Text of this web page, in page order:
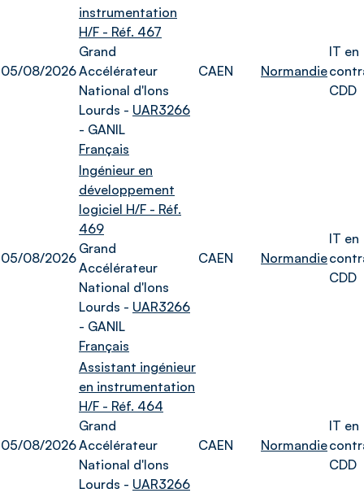
05/08/2026
instrumentation
H/F - Réf. 467
Grand
Accélérateur
National d'Ions
Lourds - UAR3266
- GANIL
Français
CAEN Normandie
IT en
CDD
05/08/2026
Ingénieur en
développement
logiciel H/F - Réf.
469
Grand
Accélérateur
National d'Ions
Lourds - UAR3266
- GANIL
Français
CAEN Normandie
IT en
CDD
05/08/2026
Assistant ingénieur
en instrumentation
H/F - Réf. 464
Grand
Accélérateur
National d'Ions
Lourds - UAR3266
CAEN Normandie
IT en
CDD